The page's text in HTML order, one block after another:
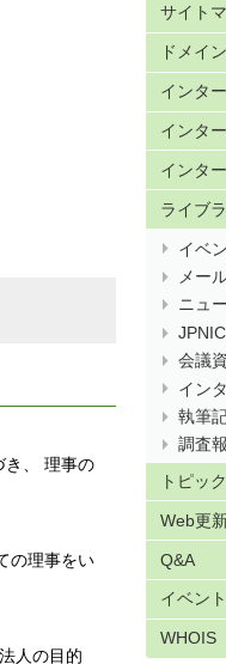
き、 理事の
の理事をい
人の目的
サイト
ドメイ
インタ
インタ
インタ
ライブ
イベ
メー
ニュ
会議
イン
執筆
調査
トピッ
Web更
Q&A
イベン
WHOIS